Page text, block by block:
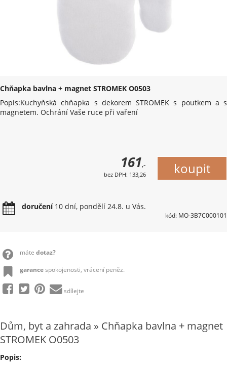
Chňapka bavlna + magnet STROMEK O0503
Popis:Kuchyňská chňapka s dekorem STROMEK s poutkem a s
magnetem. Ochrání Vaše ruce při vaření
161,-
bez DPH: 133,26
doručení10 dní, pondělí 24.8. u Vás.
kód: MO-3B7C000101
máte dotaz?
garancespokojenosti, vrácení peněz.
sdílejte
Dům, byt a zahrada » Chňapka bavlna + magnet
STROMEK O0503
Popis: